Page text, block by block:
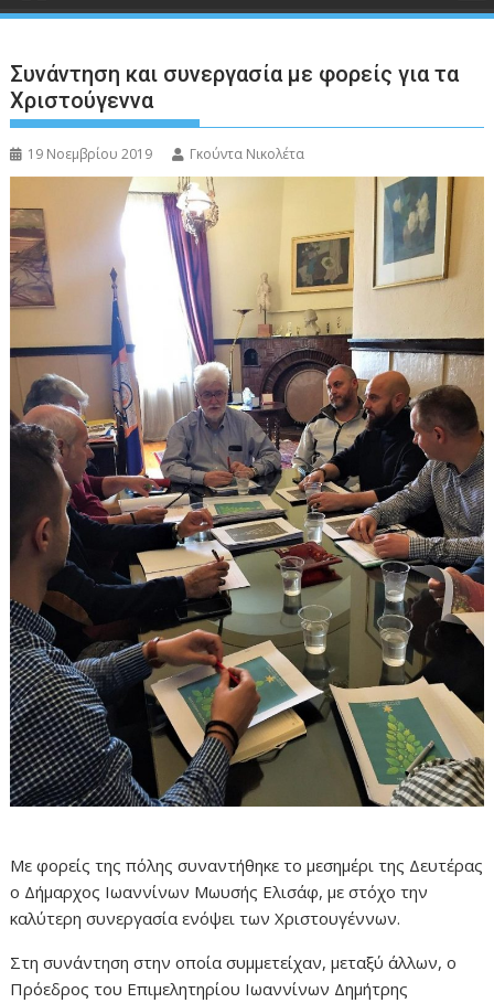
Συνάντηση και συνεργασία με φορείς για τα
Χριστούγεννα
19 Νοεμβρίου 2019 Γκούντα Νικολέτα
Με φορείς της πόλης συναντήθηκε το μεσημέρι της Δευτέρας
ο Δήμαρχος Ιωαννίνων Μωυσής Ελισάφ, με στόχο την
καλύτερη συνεργασία ενόψει των Χριστουγέννων.
Στη συνάντηση στην οποία συμμετείχαν, μεταξύ άλλων, ο
Πρόεδρος του Επιμελητηρίου Ιωαννίνων Δημήτρης